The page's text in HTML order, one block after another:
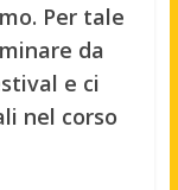
Per tale
da
e ci
nel corso